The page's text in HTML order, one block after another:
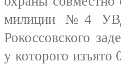
милиции №4
Рокоссовского
у которого изъято